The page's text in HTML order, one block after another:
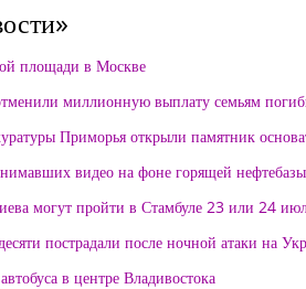
площади в Москве
миллионную выплату семьям
Приморья открыли памятник
видео на фоне горящей нефтебазы
могут пройти в Стамбуле 23 или 24
пострадали после ночной атаки на
в центре Владивостока